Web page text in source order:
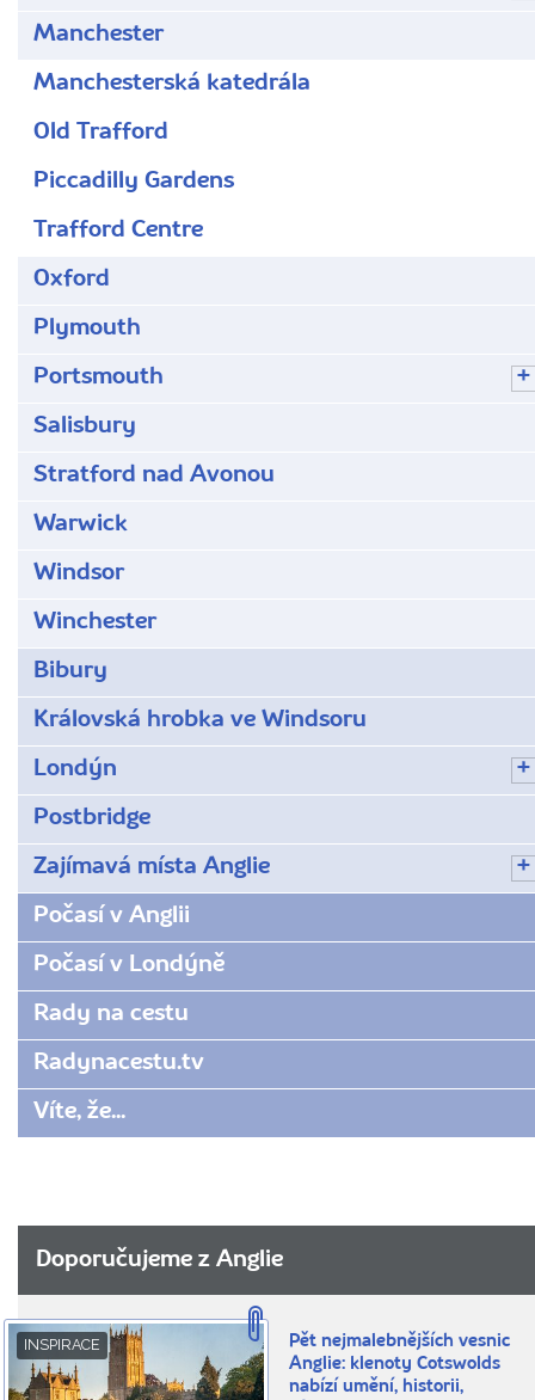
Manchester
Manchesterská katedrála
Old Trafford
Piccadilly Gardens
Trafford Centre
Oxford
Plymouth
Portsmouth
Salisbury
Stratford nad Avonou
Warwick
Windsor
Winchester
Bibury
Královská hrobka ve Windsoru
Londýn
Postbridge
Zajímavá místa Anglie
Počasí v Anglii
Počasí v Londýně
Rady na cestu
Radynacestu.tv
Víte, že...
Doporučujeme z Anglie
INSPIRACE
Pět nejmalebnějších vesnic
Anglie: klenoty Cotswolds
nabízí umění, historii,